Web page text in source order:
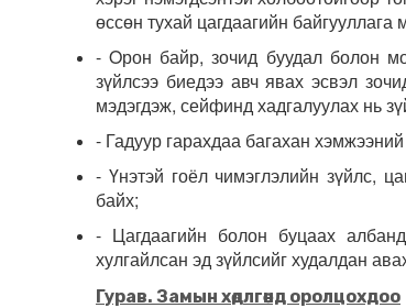
өссөн тухай цагдаагийн
- Oрон байр, зочид буудал болон
зүйлсээ биедээ авч явах эсвэл
мэдэгдэж, сейфинд хадгалуулах нь
- Гадуур гарахдаа багахан
- Үнэтэй гоёл чимэглэлийн зүйлс,
байх;
- Цагдаагийн болон буцаах
хулгайлсан эд зүйлсийг худалдан
Гурав. Замын хөдлгөөнд оролцохдоо